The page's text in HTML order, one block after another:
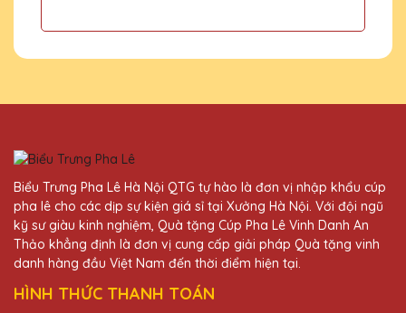
27/11/2025
Dịch vụ khách hàng của Quà Tặng Pha Lê
QTG rất tận tâm và chuyên nghiệp. Tôi rất
hài lòng với sản phẩm.
Biểu Trưng Pha Lê Hà Nội QTG tự hào là đơn vị nhập khẩu cúp
pha lê cho các dịp sự kiện giá sỉ tại Xưởng Hà Nội. Với đội ngũ
kỹ sư giàu kinh nghiệm, Quà tặng Cúp Pha Lê Vinh Danh An
Thảo khẳng định là đơn vị cung cấp giải pháp Quà tặng vinh
danh hàng đầu Việt Nam đến thời điểm hiện tại.
HÌNH THỨC THANH TOÁN